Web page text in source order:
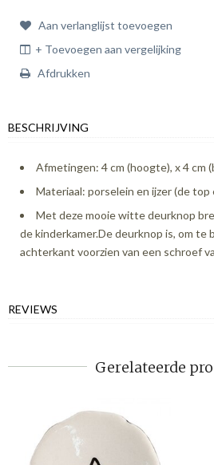
Aan verlanglijst toevoegen
+ Toevoegen aan vergelijking
Afdrukken
BESCHRIJVING
Afmetingen: 4 cm (hoogte), x 4 cm
Materiaal: porselein en ijzer (de top
Met deze mooie witte deurknop
de kinderkamer.De deurknop is, om te
achterkant voorzien van een schroef
REVIEWS
Gerelateerde